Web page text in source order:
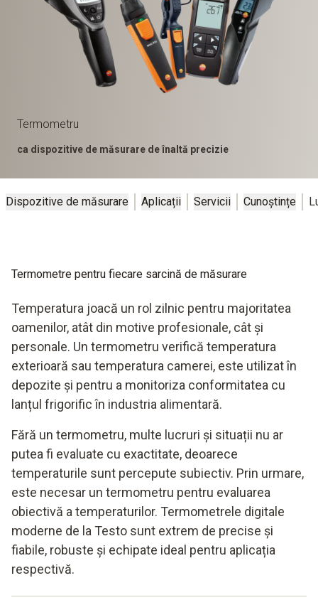
Termometru
ca dispozitive de măsurare de înaltă precizie
Dispozitive de măsurare Aplicații Servicii Cunoștințe
Termometre pentru fiecare sarcină de măsurare
Temperatura joacă un rol zilnic pentru majoritatea
oamenilor, atât din motive profesionale, cât și
personale. Un termometru verifică temperatura
exterioară sau temperatura camerei, este utilizat în
depozite și pentru a monitoriza conformitatea cu
lanțul frigorific în industria alimentară.
Fără un termometru, multe lucruri și situații nu ar
putea fi evaluate cu exactitate, deoarece
temperaturile sunt percepute subiectiv. Prin urmare,
este necesar un termometru pentru evaluarea
obiectivă a temperaturilor. Termometrele digitale
moderne de la Testo sunt extrem de precise și
fiabile, robuste și echipate ideal pentru aplicația
respectivă.